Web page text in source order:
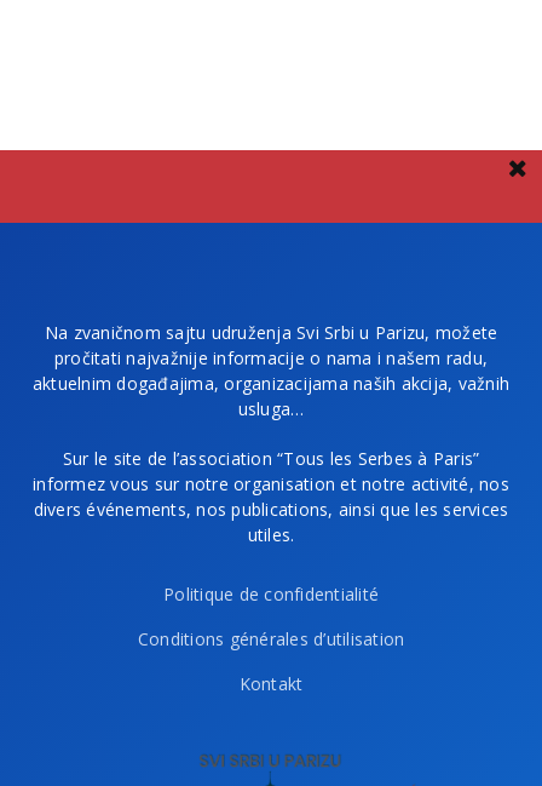
Na zvaničnom sajtu udruženja Svi Srbi u Parizu, možete
pročitati najvažnije informacije o nama i našem radu,
aktuelnim događajima, organizacijama naših akcija, važnih
usluga…
Sur le site de l’association “Tous les Serbes à Paris”
informez vous sur notre organisation et notre activité, nos
divers événements, nos publications, ainsi que les services
utiles.
Politique de confidentialité
Conditions générales d’utilisation
Kontakt